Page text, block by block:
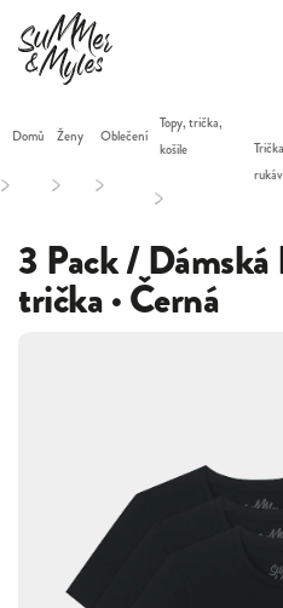
Domů
/
Ženy
/
Oblečení
/
Topy, trička,
košile
/
3 Pack /
trička · Černá